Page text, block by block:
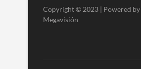
Copyright © 2023 | Powered
Megavisión